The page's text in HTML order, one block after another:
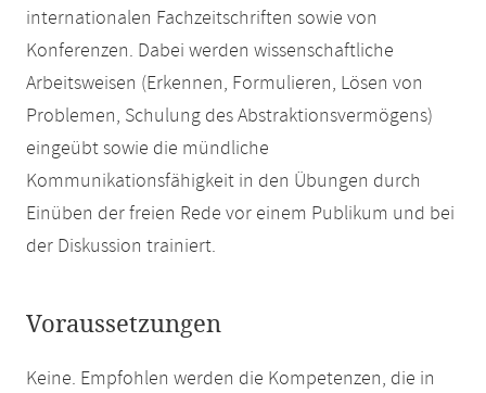
internationalen Fachzeitschriften sowie von
Konferenzen. Dabei werden wissenschaftliche
Arbeitsweisen (Erkennen, Formulieren, Lösen von
Problemen, Schulung des Abstraktionsvermögens)
eingeübt sowie die mündliche
Kommunikationsfähigkeit in den Übungen durch
Einüben der freien Rede vor einem Publikum und bei
der Diskussion trainiert.
Voraussetzungen
Keine. Empfohlen werden die Kompetenzen, die in